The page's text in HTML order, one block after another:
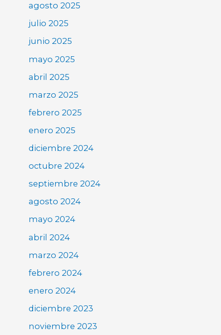
agosto 2025
julio 2025
junio 2025
mayo 2025
abril 2025
marzo 2025
febrero 2025
enero 2025
diciembre 2024
octubre 2024
septiembre 2024
agosto 2024
mayo 2024
abril 2024
marzo 2024
febrero 2024
enero 2024
diciembre 2023
noviembre 2023